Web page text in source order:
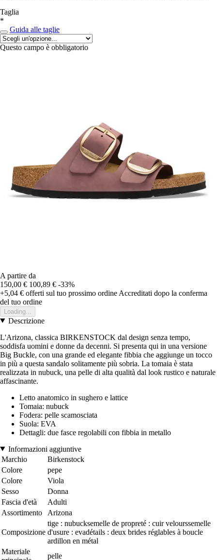
Taglia
*
Guida alle taglie
Questo campo è obbligatorio
A partire da
150,00 € 100,89 € -33%
+5,04 € offerti sul tuo prossimo ordine Accreditati dopo la conferma
del tuo ordine
Loading...
Descrizione
L'Arizona, classica BIRKENSTOCK dal design senza tempo,
soddisfa uomini e donne da decenni. Si presenta qui in una versione
Big Buckle, con una grande ed elegante fibbia che aggiunge un tocco
in più a questa sandalo solitamente più sobria. La tomaia è stata
realizzata in nubuck, una pelle di alta qualità dal look rustico e naturale
affascinante.
Letto anatomico in sughero e lattice
Tomaia: nubuck
Fodera: pelle scamosciata
Suola: EVA
Dettagli: due fasce regolabili con fibbia in metallo
Informazioni aggiuntive
Marchio
Birkenstock
Colore
pepe
Colore
Viola
Sesso
Donna
Fascia d'età
Adulti
Assortimento
Arizona
Composizione
tige : nubucksemelle de propreté : cuir velourssemelle
d'usure : evadétails : deux brides réglables à boucle
ardillon en métal
Materiale
pelle